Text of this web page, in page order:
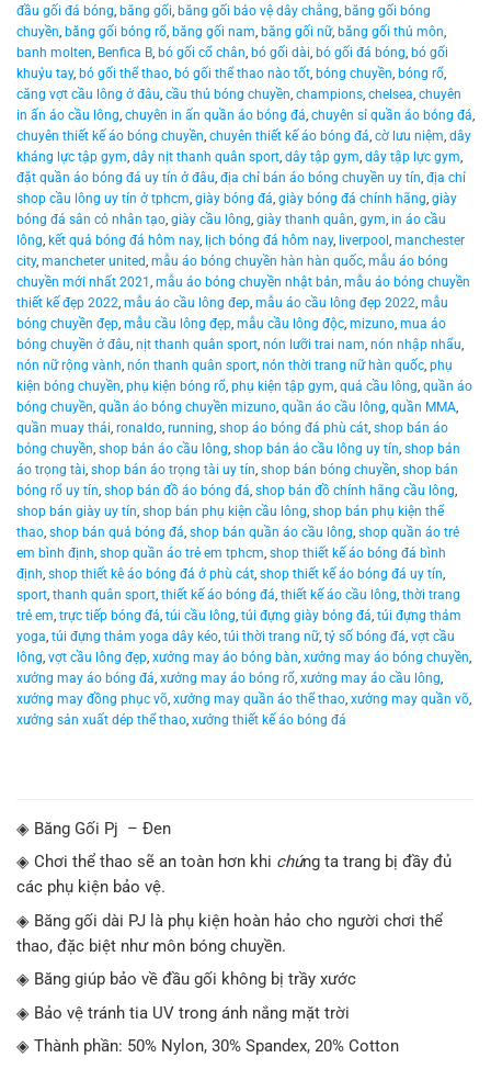
đầu gối đá bóng, băng gối, băng gối bảo vệ dây chằng, băng gối bóng
chuyền, băng gối bóng rổ, băng gối nam, băng gối nữ, băng gối thủ môn,
banh molten, Benfica B, bó gối cổ chân, bó gối dài, bó gối đá bóng, bó gối
khuỷu tay, bó gối thể thao, bó gối thể thao nào tốt, bóng chuyền, bóng rổ,
căng vợt cầu lông ở đâu, cầu thủ bóng chuyền, champions, chelsea, chuyên
in ấn áo cầu lông, chuyên in ấn quần áo bóng đá, chuyên sỉ quần áo bóng đá,
chuyên thiết kế áo bóng chuyền, chuyên thiết kế áo bóng đá, cờ lưu niệm, dây
kháng lực tập gym, dây nịt thanh quân sport, dây tập gym, dây tập lực gym,
đặt quần áo bóng đá uy tín ở đâu, địa chỉ bán áo bóng chuyền uy tín, địa chỉ
shop cầu lông uy tín ở tphcm, giày bóng đá, giày bóng đá chính hãng, giày
bóng đá sân cỏ nhân tạo, giày cầu lông, giày thanh quân, gym, in áo cầu
lông, kết quả bóng đá hôm nay, lịch bóng đá hôm nay, liverpool , manchester
city, mancheter united, mẫu áo bóng chuyền hàn hàn quốc, mẫu áo bóng
chuyền mới nhất 2021 , mẫu áo bóng chuyền nhật bản, mẫu áo bóng chuyền
thiết kế đẹp 2022, mẫu áo cầu lông đep, mẫu áo cầu lông đẹp 2022, mẫu
bóng chuyền đẹp, mẫu cầu lông đẹp, mẫu cầu lông độc, mizuno, mua áo
bóng chuyền ở đâu, nịt thanh quân sport, nón lưỡi trai nam, nón nhập nhẩu,
nón nữ rộng vành, nón thanh quân sport, nón thời trang nữ hàn quốc, phụ
kiện bóng chuyền, phụ kiện bóng rổ, phụ kiện tập gym, quả cầu lông, quần áo
bóng chuyền, quần áo bóng chuyền mizuno, quần áo cầu lông, quần MMA,
quần muay thái, ronaldo, running, shop áo bóng đá phù cát, shop bán áo
bóng chuyền, shop bán áo cầu lông, shop bán áo cầu lông uy tín, shop bán
áo trọng tài, shop bán áo trọng tài uy tín, shop bán bóng chuyền, shop bán
bóng rổ uy tín, shop bán đồ áo bóng đá, shop bán đồ chính hãng cầu lông,
shop bán giày uy tín, shop bán phụ kiện cầu lông, shop bán phụ kiện thể
thao, shop bán quả bóng đá, shop bán quần áo cầu lông, shop quần áo trẻ
em bình định, shop quần áo trẻ em tphcm, shop thiết kế áo bóng đá bình
định, shop thiết kê áo bóng đá ở phù cát, shop thiết kế áo bóng đá uy tín,
sport, thanh quân sport, thiết kế áo bóng đá, thiết kế áo cầu lông, thời trang
trẻ em, trực tiếp bóng đá, túi cầu lông, túi đựng giày bóng đá, túi đựng thảm
yoga, túi đựng thảm yoga dây kéo, túi thời trang nữ, tỷ số bóng đá, vợt cầu
lông, vợt cầu lông đẹp, xưởng may áo bóng bàn, xưởng may áo bóng chuyền,
xưởng may áo bóng đá, xưởng may áo bóng rổ, xưởng may áo cầu lông,
xưởng may đồng phục võ, xưởng may quần áo thể thao, xưởng may quần võ,
xưởng sản xuất dép thể thao, xưởng thiết kế áo bóng đá
◈ Băng Gối Pj – Đen
◈ Chơi thể thao sẽ an toàn hơn khi chúng ta trang bị đầy đủ
các phụ kiện bảo vệ.
◈ Băng gối dài PJ là phụ kiện hoàn hảo cho người chơi thể
thao, đặc biệt như môn bóng chuyền.
◈ Băng giúp bảo về đầu gối không bị trầy xước
◈ Bảo vệ tránh tia UV trong ánh nắng mặt trời
◈ Thành phần: 50% Nylon, 30% Spandex, 20% Cotton